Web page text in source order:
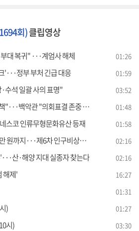
회)클립영상
대 복귀" ···계엄사 해체 01:26
'···정부 부처 긴급 대응 01:59
수석 일괄 사의 표명" 03:52
백악관 "의회표결 존중 안도" 01:48
스코 인류무형문화유산 등재 01:58
지···제6차 인구비상대책회의 02:16
산·해양 지대 실종자 찾는다 02:16
해제' 16:27
01:31
) 01:27
시) 03:30